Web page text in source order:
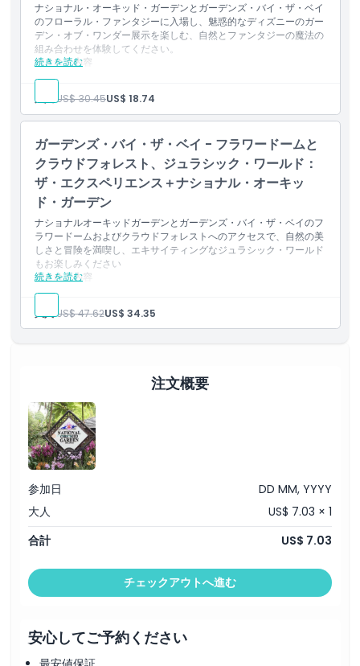
行き方
キャンセルポリシー
ナショナル・オーキッド・ガーデンとガーデンズ・バイ・ザ・ベイ
のフローラル・ファンタジーに入場し、魅惑的なディズニーのガー
デン・オブ・ワンダー展示を楽しむ、自然とファンタジーの魔法の
組み合わせを体験してください。
続きを読む
含まれる内容
1× ナショナル オーキッド ガーデン入場
1× フローラル ファンタジー（ディズニー ガーデン オブ ワン
ダー）入場
大人: US$ 30.45US$ 18.74
ガーデンズ・バイ・ザ・ベイ - フラワードームと
クラウドフォレスト、ジュラシック・ワールド：
ザ・エクスペリエンス＋ナショナル・オーキッ
ド・ガーデン
ナショナルオーキッドガーデンとガーデンズ・バイ・ザ・ベイのフ
ラワードームおよびクラウドフォレストへのアクセスで、自然の美
しさと冒険を満喫し、エキサイティングなジュラシック・ワールド
もお楽しみください
続きを読む
含まれる内容
1回分のナショナルオーキッドガーデン入場
1回分のフラワードーム入場
1回分のクラウドフォレスト（ジュラシック・ワールド：ザ・
大人:US$ 47.62US$ 34.35
注文概要
参加日
DD MM, YYYY
大人
US$ 7.03 × 1
合計
US$ 7.03
チェックアウトへ進む
安心してご予約ください